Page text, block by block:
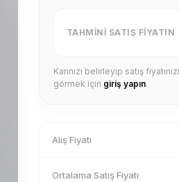
TAHMINI SATIŞ FIYATIN
Karınızı belirleyip satış
görmek için giriş yapın.
Alış Fiyatı
Ortalama Satış Fiyatı